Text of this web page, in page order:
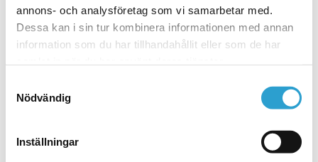
annons- och analysföretag som vi samarbetar med.
Dessa kan i sin tur kombinera informationen med annan
information som du har tillhandahållit eller som de har
Nödvändig
Inställningar